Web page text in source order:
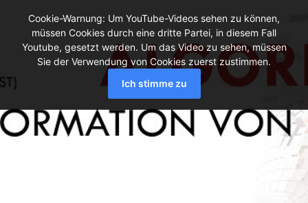
Cookie-Warnung: Um YouTube-Videos sehen zu können,
müssen Cookies durch eine dritte Partei, in diesem Fall
Youtube, gesetzt werden. Um das Video zu sehen, müssen
Sie der Verwendung von Cookies zuerst zustimmen.
Ich stimme zu